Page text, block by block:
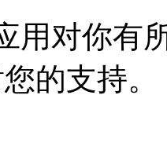
用对你有
的支持。